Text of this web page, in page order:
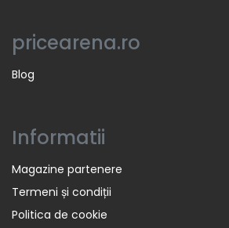
pricearena.ro
Blog
Informatii
Magazine partenere
Termeni și condiții
Politica de cookie